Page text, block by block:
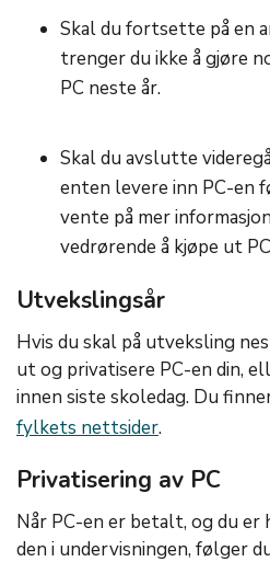
Skal du fortsette på en
trenger du ikke å gjøre
PC neste år.
Skal du avslutte
enten levere inn PC-en
vente på mer
vedrørende å kjøpe ut
Utvekslingsår
Hvis du skal på utveksling
ut og privatisere PC-en din,
innen siste skoledag. Du
fylkets nettsider.
Privatisering av PC
Når PC-en er betalt, og du er
den i undervisningen, følger